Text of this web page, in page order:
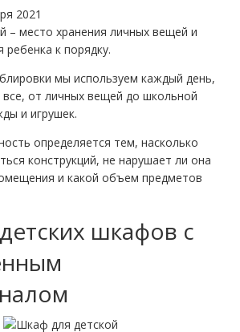
2021
– место хранения личных вещей и
ребенка к порядку.
мы используем каждый день,
все, от личных вещей до школьной
и игрушек.
определяется тем, насколько
конструкций, не нарушает ли она
и какой объем предметов
шкафов с